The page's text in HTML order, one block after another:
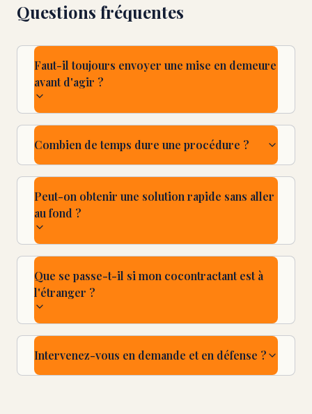
Questions fréquentes
Faut-il toujours envoyer une mise en demeure
avant d'agir ?
Combien de temps dure une procédure ?
Peut-on obtenir une solution rapide sans aller
au fond ?
Que se passe-t-il si mon cocontractant est à
l'étranger ?
Intervenez-vous en demande et en défense ?